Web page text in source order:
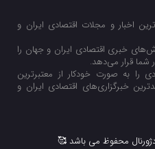
اخبار و مجلات اقتصادی ایران و
خبری اقتصادی ایران و جهان را
شما قرار می‌‌دهد.
را به صورت خودکار از معتبرترین
خبرگزاری‌های اقتصادی ایران و
محفوظ می باشد 🥰